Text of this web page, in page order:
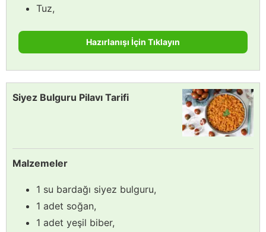
Tuz,
Hazırlanışı İçin Tıklayın
Siyez Bulguru Pilavı Tarifi
Malzemeler
1 su bardağı siyez bulguru,
1 adet soğan,
1 adet yeşil biber,